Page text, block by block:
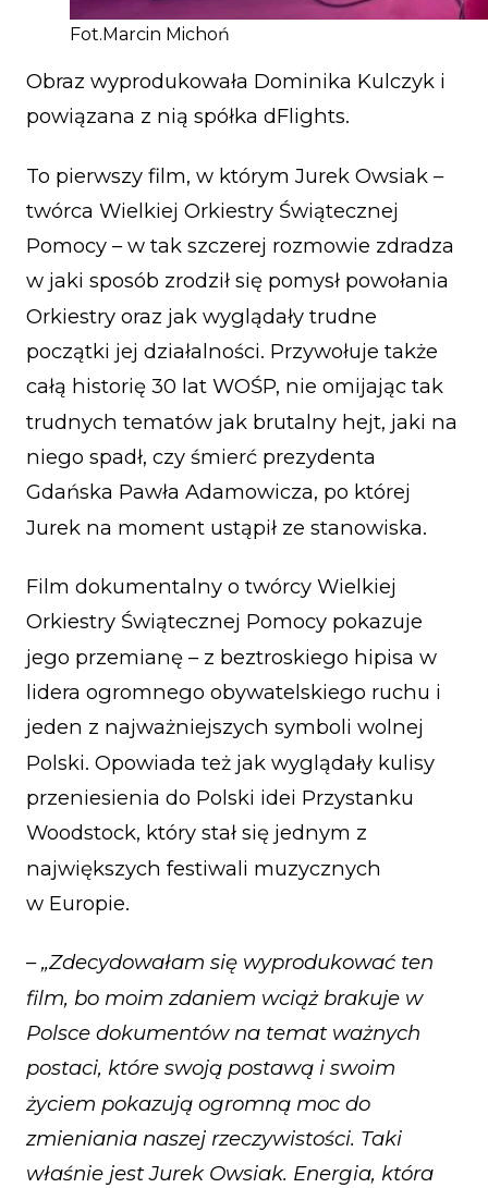
Fot.Marcin Michoń
Obraz wyprodukowała Dominika Kulczyk i
powiązana z nią spółka dFlights.
To pierwszy film, w którym Jurek Owsiak –
twórca Wielkiej Orkiestry Świątecznej
Pomocy – w tak szczerej rozmowie zdradza
w jaki sposób zrodził się pomysł powołania
Orkiestry oraz jak wyglądały trudne
początki jej działalności. Przywołuje także
całą historię 30 lat WOŚP, nie omijając tak
trudnych tematów jak brutalny hejt, jaki na
niego spadł, czy śmierć prezydenta
Gdańska Pawła Adamowicza, po której
Jurek na moment ustąpił ze stanowiska.
Film dokumentalny o twórcy Wielkiej
Orkiestry Świątecznej Pomocy pokazuje
jego przemianę – z beztroskiego hipisa w
lidera ogromnego obywatelskiego ruchu i
jeden z najważniejszych symboli wolnej
Polski. Opowiada też jak wyglądały kulisy
przeniesienia do Polski idei Przystanku
Woodstock, który stał się jednym z
największych festiwali muzycznych
w Europie.
– „Zdecydowałam się wyprodukować ten
film, bo moim zdaniem wciąż brakuje w
Polsce dokumentów na temat ważnych
postaci, które swoją postawą i swoim
życiem pokazują ogromną moc do
zmieniania naszej rzeczywistości. Taki
właśnie jest Jurek Owsiak. Energia, która